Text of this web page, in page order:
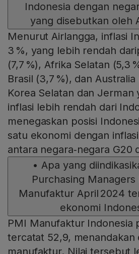
Indonesia dengan
yang disebutkan oleh
Menurut Airlangga, inflasi
3 %, yang lebih rendah
(7,7 %), Afrika Selatan (5,3
Brasil (3,7 %), dan
Korea Selatan dan Jerman
inflasi lebih rendah dari
menegaskan posisi
satu ekonomi dengan
antara negara‑negara G20
• Apa yang
Purchasing
Manufaktur April 2024
ekonomi
PMI Manufaktur Indonesia
tercatat 52,9, menandakan